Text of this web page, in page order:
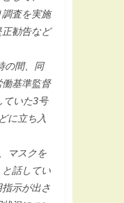
査を実施
勧告など
の間、同
基準監督
ていた3号
に立ち入
マスクを
話してい
示が出さ